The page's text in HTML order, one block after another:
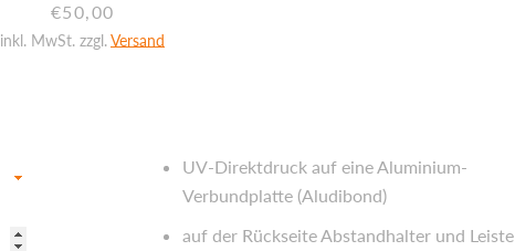
Preis
€50,00
inkl. MwSt. zzgl.Versand
UV-Direktdruck auf eine Aluminium-
Verbundplatte (Aludibond)
auf der Rückseite Abstandhalter und Leiste